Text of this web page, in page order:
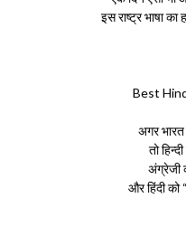
इस राष्ट्र भाषा का
Best
अगर
तो
अंग्रेजी
और हिंदी को